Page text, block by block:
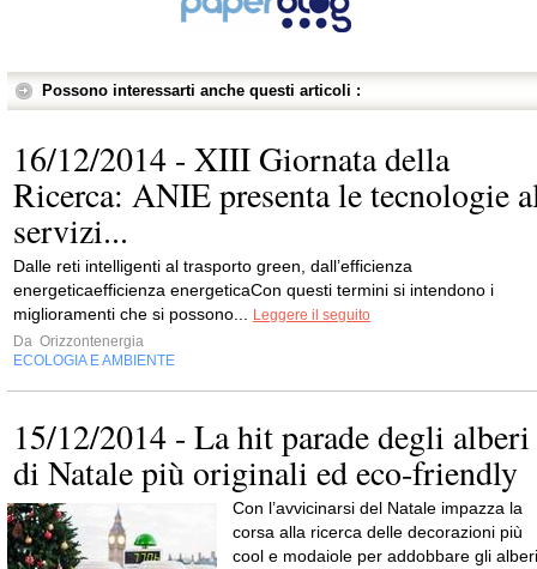
Possono interessarti anche questi articoli :
16/12/2014 - XIII Giornata della
Ricerca: ANIE presenta le tecnologie
servizi...
Dalle reti intelligenti al trasporto green, dall’efficienza
energeticaefficienza energeticaCon questi termini si intendono i
miglioramenti che si possono... Leggere il seguito
Da Orizzontenergia
ECOLOGIA E AMBIENTE
15/12/2014 - La hit parade degli alberi
di Natale più originali ed eco-friendly
Con l’avvicinarsi del Natale impazza la
corsa alla ricerca delle decorazioni più
cool e modaiole per addobbare gli